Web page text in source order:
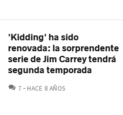
'Kidding' ha sido
renovada: la sorprendente
serie de Jim Carrey tendrá
segunda temporada
7 COMENTARIOS
HACE 8 AÑOS